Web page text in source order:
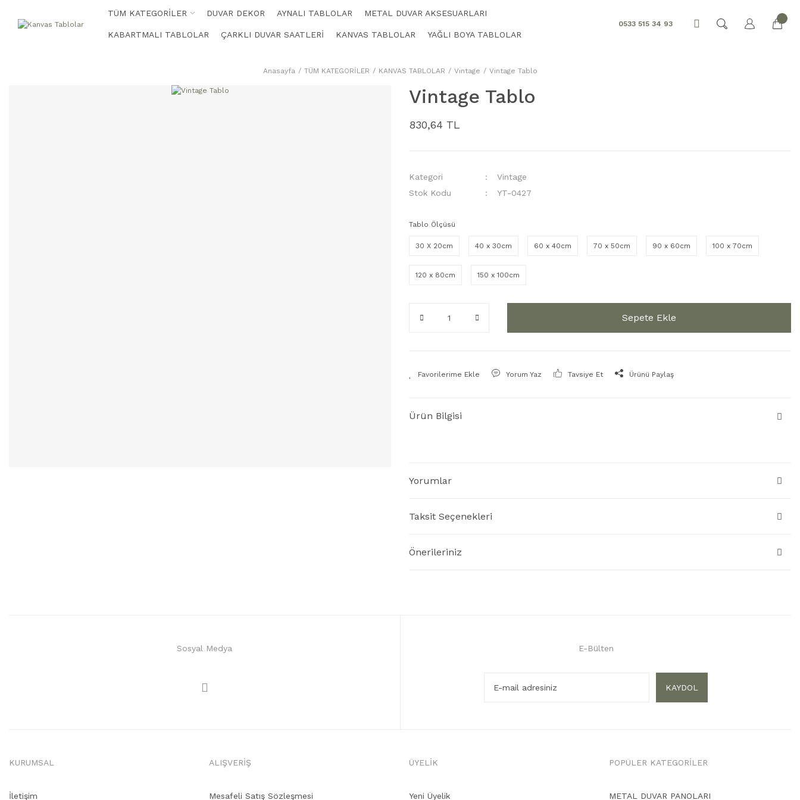
TÜM KATEGORİLER DUVAR DEKOR AYNALI TABLOLAR METAL DUVAR AKSESUARLARI
KABARTMALI TABLOLAR ÇARKLI DUVAR SAATLERİ KANVAS TABLOLAR YAĞLI BOYA TABLOLAR
0533 515 34 93
Anasayfa TÜM KATEGORİLER KANVAS TABLOLAR Vintage Vintage Tablo
Vintage Tablo
830,64 TL
Kategori
Vintage
Stok Kodu
YT-0427
Tablo Ölçüsü
30 X 20cm 40 x 30cm 60 x 40cm 70 x 50cm 90 x 60cm 100 x 70cm
120 x 80cm 150 x 100cm
Sepete Ekle
Yorum Yaz Tavsiye Et Ürünü Paylaş
Ürün Bilgisi
Yorumlar
Taksit Seçenekleri
Önerileriniz
Sosyal Medya E-Bülten
KAYDOL
KURUMSAL
İletişim
ALIŞVERİŞ
Mesafeli Satış Sözleşmesi
ÜYELİK
Yeni Üyelik
POPÜLER KATEGORİLER
METAL DUVAR PANOLARI